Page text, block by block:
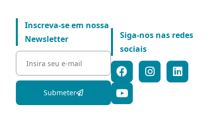
Inscreva-se em nossa
Newsletter
Submeter
Siga-nos nas redes
sociais